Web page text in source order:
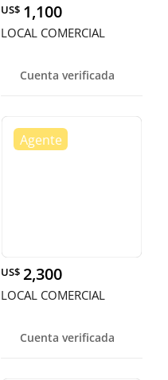
US$ 1,100
LOCAL COMERCIAL
Cuenta verificada
US$ 2,300
LOCAL COMERCIAL
Cuenta verificada